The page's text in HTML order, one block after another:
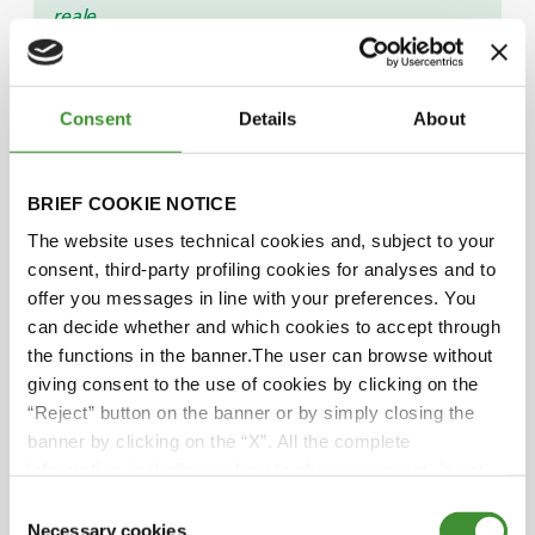
Consent Details About
BRIEF COOKIE NOTICE
The website uses technical cookies and, subject to your
consent, third-party profiling cookies for analyses and to
offer you messages in line with your preferences. You
can decide whether and which cookies to accept through
the functions in the banner.The user can browse without
giving consent to the use of cookies by clicking on the
“Reject” button on the banner or by simply closing the
banner by clicking on the “X”. All the complete
Necessary cookies
reale
dell'applicazione
collaborare
con
partner
che
possa
aiutare
a
sviluppare
e
integrare
una
soluzione